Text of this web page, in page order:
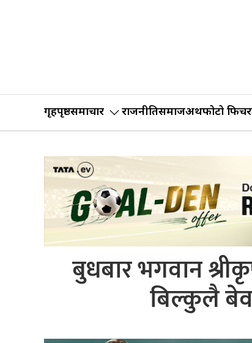
गृहपृष्ठसमाचार राजनीतिसमाजअर्थफोटो फिचर
बुधबार भगवान
बिल्कुलै